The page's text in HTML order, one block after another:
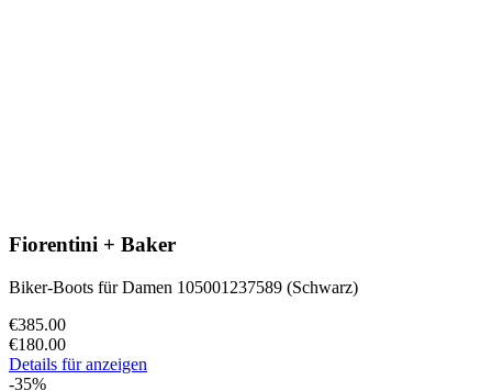
Fiorentini + Baker
Biker-Boots für Damen 105001237589 (Schwarz)
€385.00
€180.00
Details für anzeigen
-35%